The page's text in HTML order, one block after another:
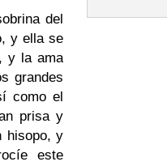
del
y ella se
y la ama
grandes
como el
prisa y
hisopo, y
este